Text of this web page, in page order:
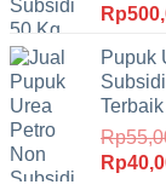
Harga
adalah:
Rp
Pupuk
Terbaik
Rp
Harga
Rp